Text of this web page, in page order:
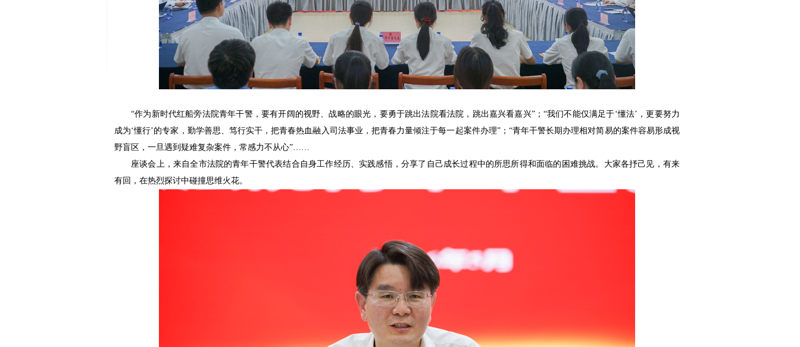
“作为新时代红船旁法院青年干警，要有开阔的视野、战略的眼光，要勇于跳出法院看法院，跳出嘉兴看嘉兴”；“我们不能仅满足于‘懂法’，更要努力
成为‘懂行’的专家，勤学善思、笃行实干，把青春热血融入司法事业，把青春力量倾注于每一起案件办理”；“青年干警长期办理相对简易的案件容易形成视
野盲区，一旦遇到疑难复杂案件，常感力不从心”……
座谈会上，来自全市法院的青年干警代表结合自身工作经历、实践感悟，分享了自己成长过程中的所思所得和面临的困难挑战。大家各抒己见，有来
有回，在热烈探讨中碰撞思维火花。